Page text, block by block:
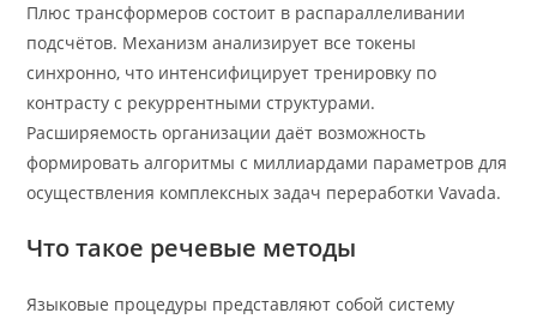
Плюс трансформеров состоит в распараллеливании
подсчётов. Механизм анализирует все токены
синхронно, что интенсифицирует тренировку по
контрасту с рекуррентными структурами.
Расширяемость организации даёт возможность
формировать алгоритмы с миллиардами параметров для
осуществления комплексных задач переработки Vavada.
Что такое речевые методы
Языковые процедуры представляют собой систему